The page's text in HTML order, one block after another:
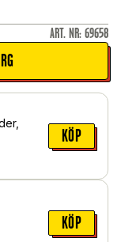
ART. NR: 69658
KÖP
KÖP